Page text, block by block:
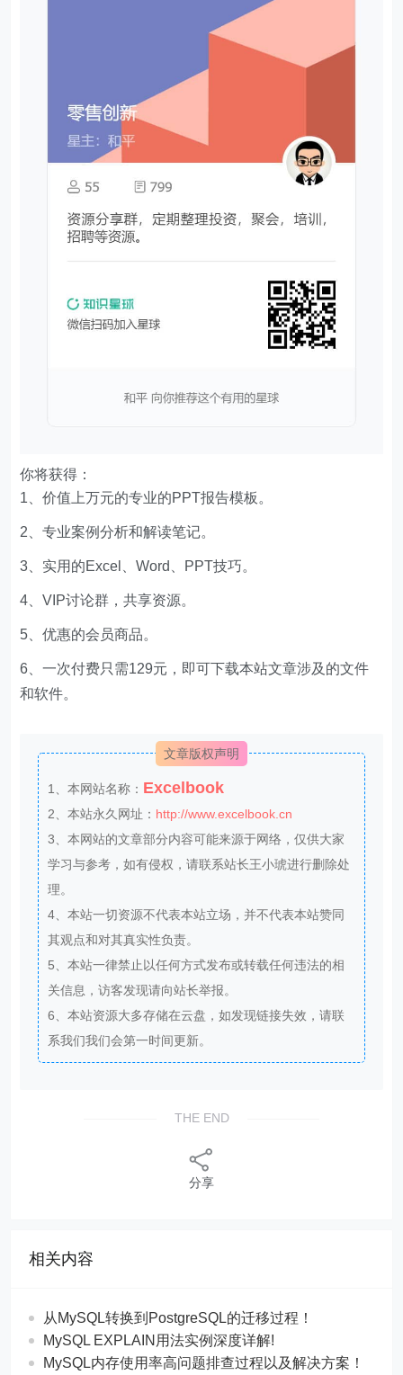
你将获得：
1、价值上万元的专业的PPT报告模板。
2、专业案例分析和解读笔记。
3、实用的Excel、Word、PPT技巧。
4、VIP讨论群，共享资源。
5、优惠的会员商品。
6、一次付费只需129元，即可下载本站文章涉及的文件
和软件。
文章版权声明
1、本网站名称： Excelbook
2、本站永久网址： http://www.excelbook.cn
3、本网站的文章部分内容可能来源于网络，仅供大家
学习与参考，如有侵权，请联系站长王小琥进行删除处
理。
4、本站一切资源不代表本站立场，并不代表本站赞同
其观点和对其真实性负责。
5、本站一律禁止以任何方式发布或转载任何违法的相
关信息，访客发现请向站长举报。
6、本站资源大多存储在云盘，如发现链接失效，请联
系我们我们会第一时间更新。
THE END
分享
相关内容
从MySQL转换到PostgreSQL的迁移过程！
MySQL EXPLAIN用法实例深度详解!
MySQL内存使用率高问题排查过程以及解决方案！